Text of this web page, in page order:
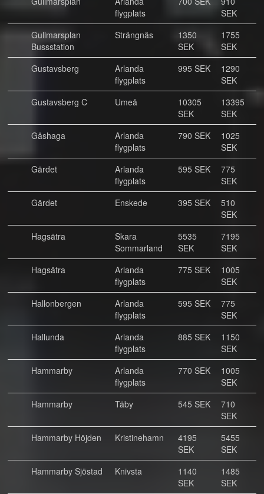
flygplats
SEK
Gullmarsplan
Bussstation
Strängnäs
1350
SEK
1755
SEK
Gustavsberg
Arlanda
flygplats
995 SEK
1290
SEK
Gustavsberg C
Umeå
10305
SEK
13395
SEK
Gåshaga
Arlanda
flygplats
790 SEK
1025
SEK
Gärdet
Arlanda
flygplats
595 SEK
775
SEK
Gärdet
Enskede 395 SEK
510
SEK
Hagsätra
Skara
Sommarland
5535
SEK
7195
SEK
Hagsätra
Arlanda
flygplats
775 SEK
1005
SEK
Hallonbergen
Arlanda
flygplats
595 SEK
775
SEK
Hallunda
Arlanda
flygplats
885 SEK
1150
SEK
Hammarby
Arlanda
flygplats
770 SEK
1005
SEK
Hammarby
Täby 545 SEK
710
SEK
Hammarby Höjden
Kristinehamn
4195
SEK
5455
SEK
Hammarby Sjöstad
Knivsta
1140
SEK
1485
SEK